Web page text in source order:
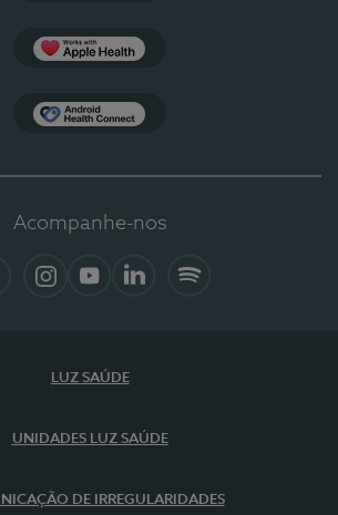
Acompanhe-nos
LUZ SAÚDE
UNIDADES LUZ SAÚDE
DE IRREGULARIDADES